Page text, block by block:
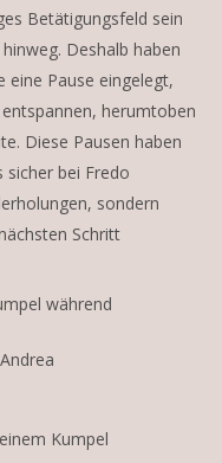
Betätigungsfeld sein
Deshalb haben
eine Pause eingelegt,
herumtoben
Diese Pausen haben
sicher bei Fredo
sondern
Schritt